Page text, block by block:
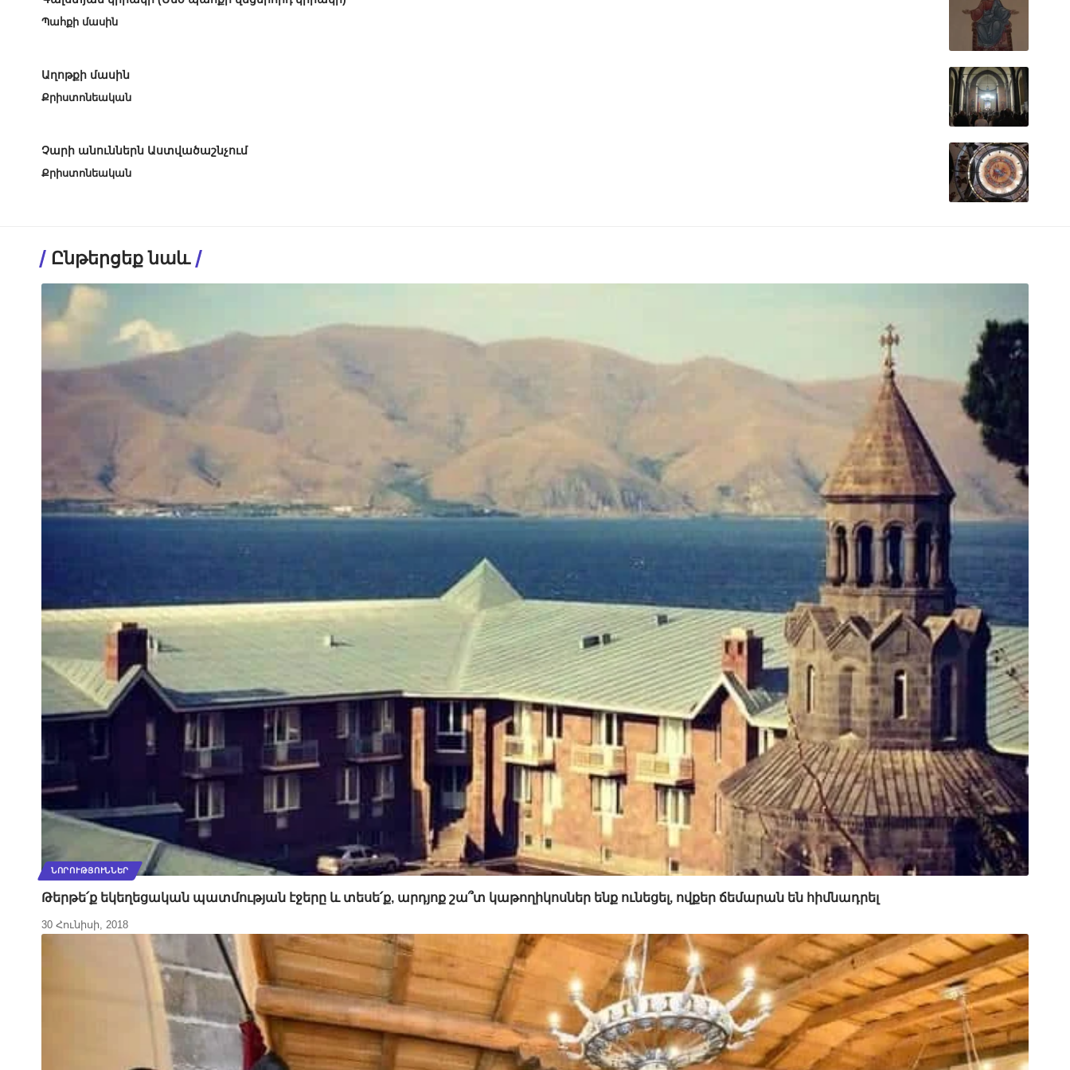
Պահքի մասին
Աղոթքի մասին
Քրիստոնեական
Չարի անուններն Աստվածաշնչում
Քրիստոնեական
Ընթերցեք նաև
ՆՈՐՈՒԹՅՈՒՆՆԵՐ
Թերթե՛ք եկեղեցական պատմության էջերը և տեսե՛ք, արդյոք շա՞տ կաթողիկոսներ ենք ունեցել, ովքեր ճեմարան են հիմնադրել
30 Հունիսի, 2018